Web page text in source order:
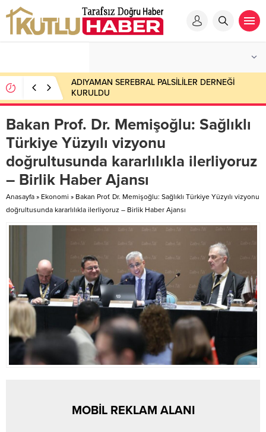
ADIYAMAN SEREBRAL PALSİLİLER DERNEĞİ
KURULDU
Bakan Prof. Dr. Memişoğlu: Sağlıklı
Türkiye Yüzyılı vizyonu
doğrultusunda kararlılıkla ilerliyoruz
– Birlik Haber Ajansı
Anasayfa » Ekonomi » Bakan Prof. Dr. Memişoğlu: Sağlıklı Türkiye Yüzyılı vizyonu
doğrultusunda kararlılıkla ilerliyoruz – Birlik Haber Ajansı
MOBİL REKLAM ALANI